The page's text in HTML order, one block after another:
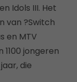
Idols III. Het
van ?Switch
en MTV
jongeren
die